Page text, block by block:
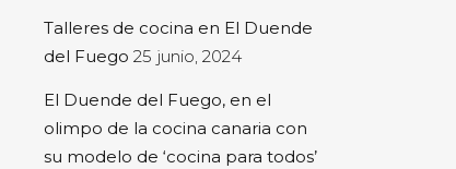
Talleres de cocina en El Duende
del Fuego 25 junio, 2024
El Duende del Fuego, en el
olimpo de la cocina canaria con
su modelo de ‘cocina para todos’